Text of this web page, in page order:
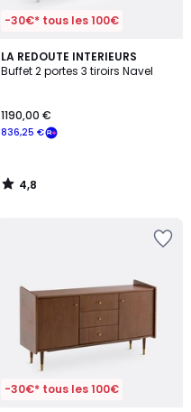
-30€* tous les 100€
LA REDOUTE INTERIEURS
Buffet 2 portes 3 tiroirs Navel
836,25 €
1190,00 €
4,8
/ 5
4,8
/
-30€* tous les 100€